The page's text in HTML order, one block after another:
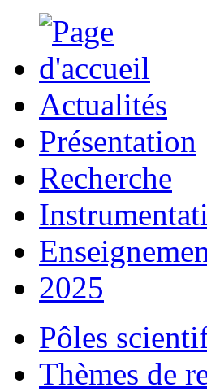
Actualités
Présentation
Recherche
2025
Pôles
Thèmes de